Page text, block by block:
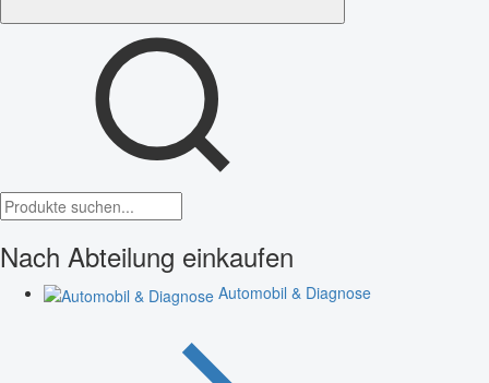
Nach Abteilung einkaufen
Automobil & Diagnose